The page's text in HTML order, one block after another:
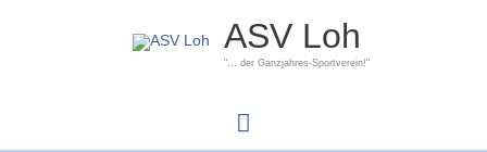
ASV Loh
"... der Ganzjahres-Sportverein!"
Hauptmenü